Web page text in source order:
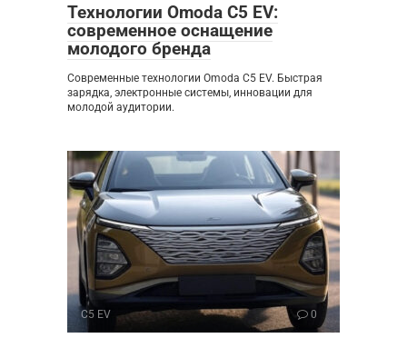
Технологии Omoda C5 EV:
современное оснащение
молодого бренда
Современные технологии Omoda C5 EV. Быстрая
зарядка, электронные системы, инновации для
молодой аудитории.
C5 EV 0